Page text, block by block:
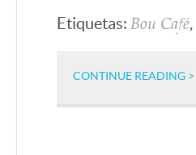
Etiquetas: Bou Café,
CONTINUE READING >